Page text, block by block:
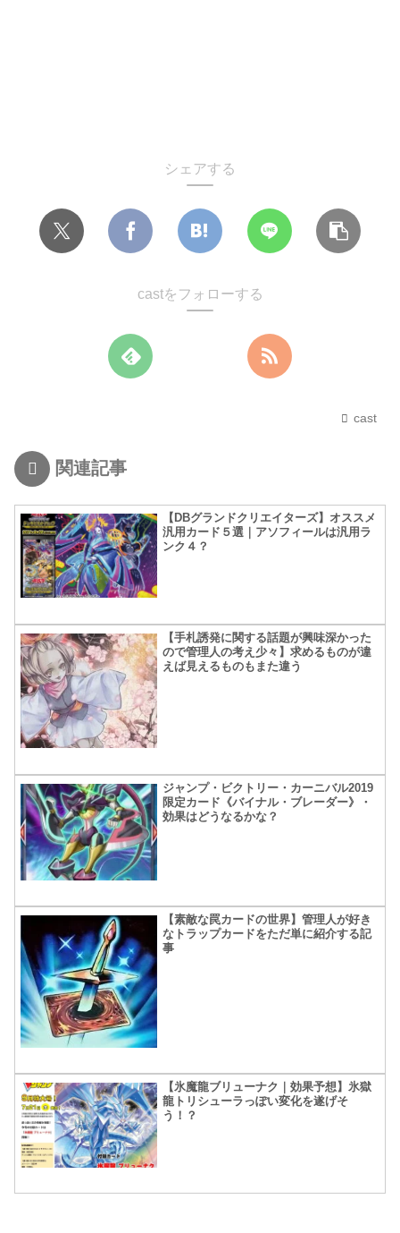
シェアする
castをフォローする
cast
関連記事
【DBグランドクリエイターズ】オススメ
汎用カード５選｜アソフィールは汎用ラ
ンク４？
【手札誘発に関する話題が興味深かった
ので管理人の考え少々】求めるものが違
えば見えるものもまた違う
ジャンプ・ビクトリー・カーニバル2019
限定カード《バイナル・ブレーダー》・
効果はどうなるかな？
【素敵な罠カードの世界】管理人が好き
なトラップカードをただ単に紹介する記
事
【氷魔龍ブリューナク｜効果予想】氷獄
龍トリシューラっぽい変化を遂げそ
う！？